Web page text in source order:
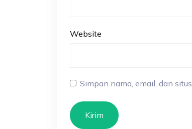
Website
Simpan nama, email, dan
Kirim